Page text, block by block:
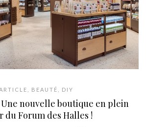
BEAUTÉ DIY
nouvelle boutique en plein
du Forum des Halles !